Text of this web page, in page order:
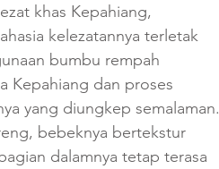
khas Kepahiang,
kelezatannya terletak
bumbu rempah
Kepahiang dan proses
yang diungkep semalaman.
bebeknya bertekstur
dalamnya tetap terasa